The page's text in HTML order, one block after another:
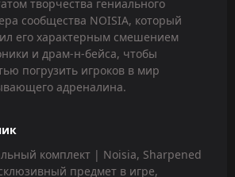
творчества гениального
сообщества NOISIA, который
его характерным смешением
и драм-н-бейса, чтобы
погрузить игроков в мир
адреналина.
комплект | Noisia, Sharpened
предмет в игре,